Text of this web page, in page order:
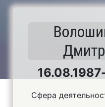
16.08.1987
Сфера